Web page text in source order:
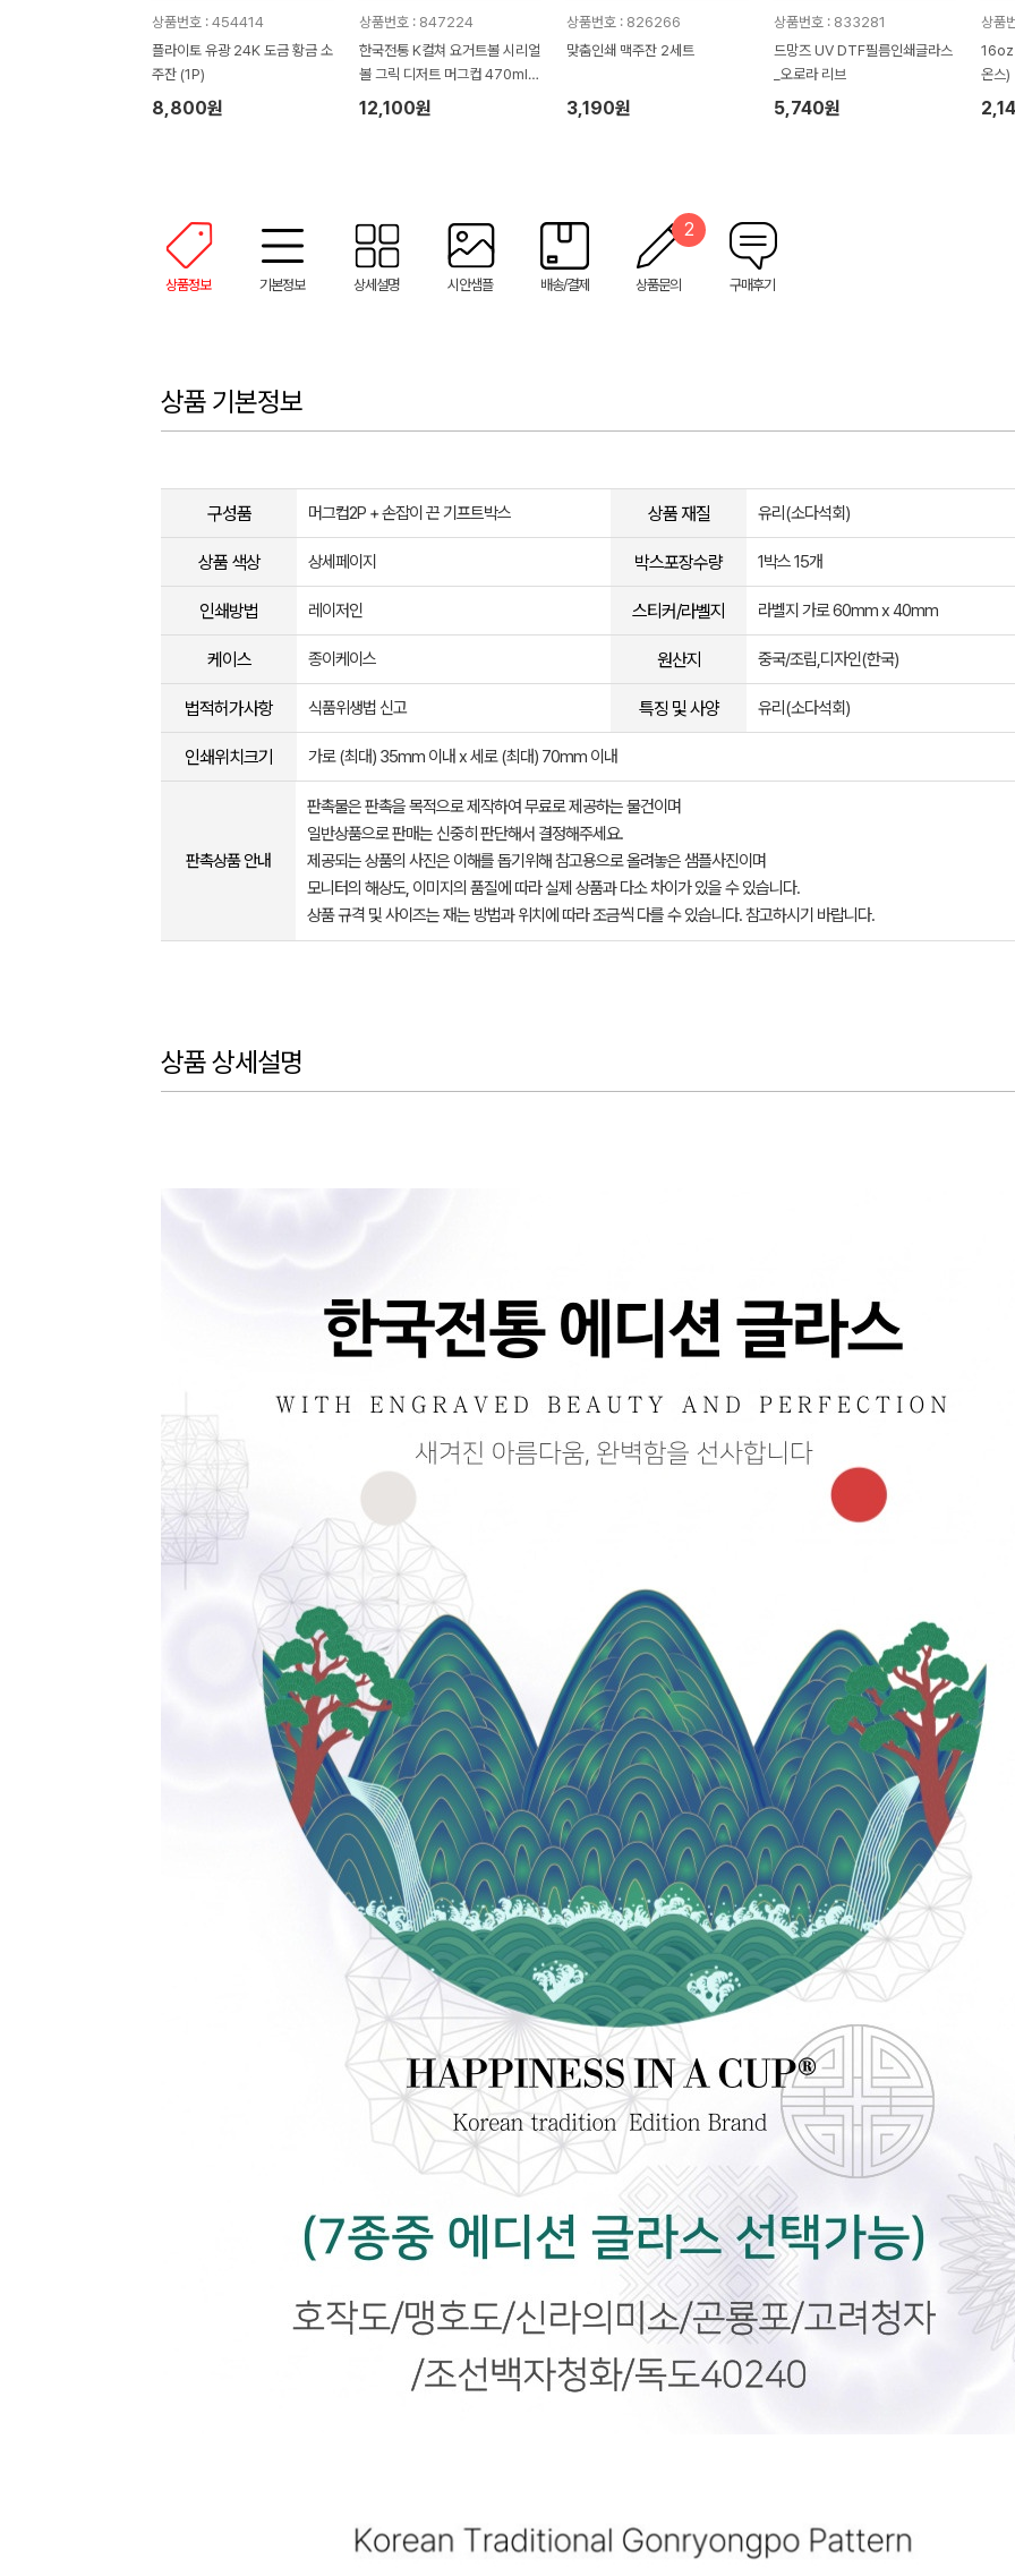
상품번호 : 454414
플라이토 유광 24K 도금 황금 소
주잔 (1P)
8,800원
상품번호 : 847224
한국전통 K컬쳐 요거트볼 시리얼
볼 그릭 디저트 머그컵 470ml 2
P 기프팅
12,100원
상품번호 : 826266
맞춤인쇄 맥주잔 2세트
3,190원
상품번호 : 833281
드망즈 UV DTF필름인쇄글라스
_오로라 리브
5,740원
상품
16oz
온스)
상품정보 기본정보 상세설명 시안샘플 배송/결제 상품문의
2
구매후기
상품 기본정보
구성품 머그컵2P + 손잡이 끈 기프트박스 상품 재질 유리(소다석회)
상품 색상 상세페이지 박스포장수량 1박스 15개
인쇄방법 레이저인 스티커/라벨지 라벨지 가로 60mm x 40mm
케이스 종이케이스 원산지 중국/조립,디자인(한국)
법적허가사항 식품위생법 신고 특징 및 사양 유리(소다석회)
인쇄위치크기 가로 (최대) 35mm 이내 x 세로 (최대) 70mm 이내
판촉상품 안내
판촉물은 판촉을 목적으로 제작하여 무료로 제공하는 물건이며
일반상품으로 판매는 신중히 판단해서 결정해주세요.
제공되는 상품의 사진은 이해를 돕기위해 참고용으로 올려놓은 샘플사진이며
모니터의 해상도, 이미지의 품질에 따라 실제 상품과 다소 차이가 있을 수 있습니다.
상품 규격 및 사이즈는 재는 방법과 위치에 따라 조금씩 다를 수 있습니다. 참고하시기 바랍니다.
상품 상세설명